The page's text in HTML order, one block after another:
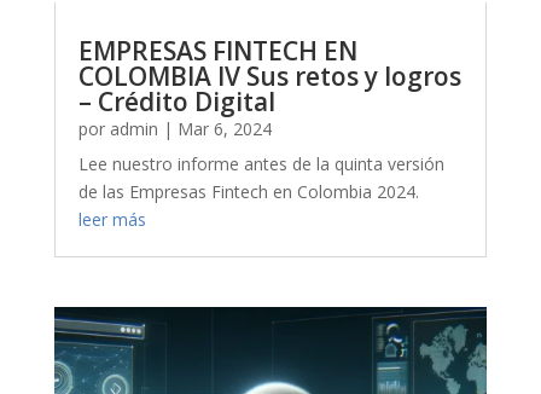
EMPRESAS FINTECH EN
COLOMBIA IV Sus retos y logros
– Crédito Digital
por admin | Mar 6, 2024
Lee nuestro informe antes de la quinta versión
de las Empresas Fintech en Colombia 2024.
leer más